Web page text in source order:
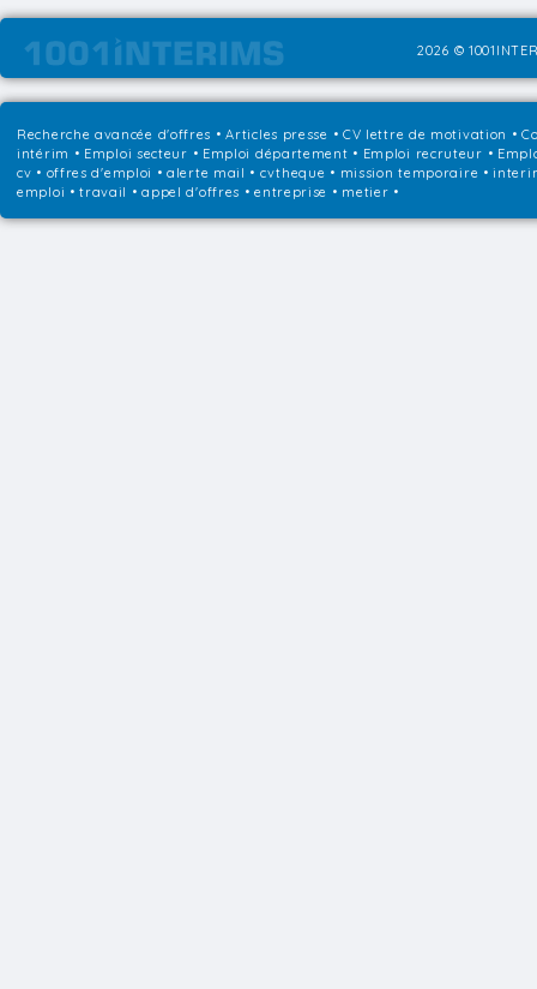
2026 ©
Recherche avancée d'offres •Articles presse • CV lettre de motivation •
intérim • Emploi secteur • Emploi département • Emploi recruteur •
cv • offres d'emploi • alerte mail • cvtheque • mission temporaire •
emploi • travail • appel d'offres • entreprise • metier •